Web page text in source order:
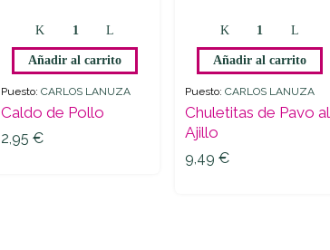
Caldo
Pollo
Añadir al carrito
2,95€
Puesto: CARLOS LANUZA
Caldo de Pollo
2,95 €
Chuletitas
Pavo
Añadir al carrito
9,49
Puesto: CARLOS LANUZA
Chuletitas de Pavo al
Ajillo
9,49 €